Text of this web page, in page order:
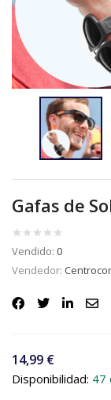
Gafas de
Vendido: 0
Vendedor:
14,99 €
Disponibilidad: 47